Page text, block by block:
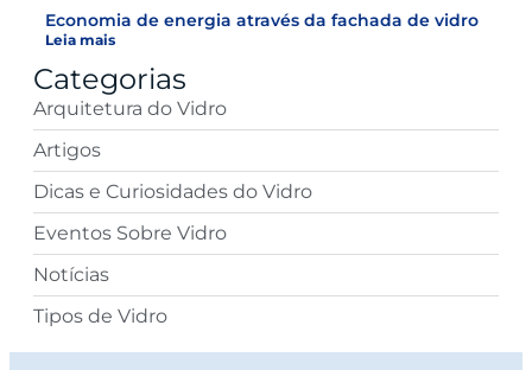
Economia de energia através da fachada de vidro
Leia mais
Categorias
Arquitetura do Vidro
Artigos
Dicas e Curiosidades do Vidro
Eventos Sobre Vidro
Notícias
Tipos de Vidro